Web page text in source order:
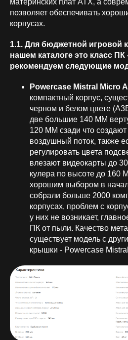
материнских плат ATX, а
позволяет обеспечивать
корпусах.
1.1. Для бюджетной игровой
нашем каталоге это класс ПК
рекомендуем следующие
Powercase Mistral Micro
компактный корпус,
черном и белом цвете
две большие 140 ММ
120 ММ сзади что
воздушный поток, также
регулировать цвета
влезают видеокарты до
кулера по высоте до 160
хорошим выбором в
собрали больше 2000
корпусах, проблем с
у них не возникает,
ПК от пыли. Качество
существует модель с
крышки - Powercase